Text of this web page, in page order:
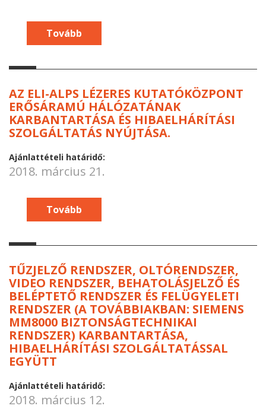
Tovább
AZ ELI-ALPS LÉZERES KUTATÓKÖZPONT
ERŐSÁRAMÚ HÁLÓZATÁNAK
KARBANTARTÁSA ÉS HIBAELHÁRÍTÁSI
SZOLGÁLTATÁS NYÚJTÁSA.
Ajánlattételi határidő:
2018. március 21.
Tovább
TŰZJELZŐ RENDSZER, OLTÓRENDSZER,
VIDEO RENDSZER, BEHATOLÁSJELZŐ ÉS
BELÉPTETŐ RENDSZER ÉS FELÜGYELETI
RENDSZER (A TOVÁBBIAKBAN: SIEMENS
MM8000 BIZTONSÁGTECHNIKAI
RENDSZER) KARBANTARTÁSA,
HIBAELHÁRÍTÁSI SZOLGÁLTATÁSSAL
EGYÜTT
Ajánlattételi határidő:
2018. március 12.